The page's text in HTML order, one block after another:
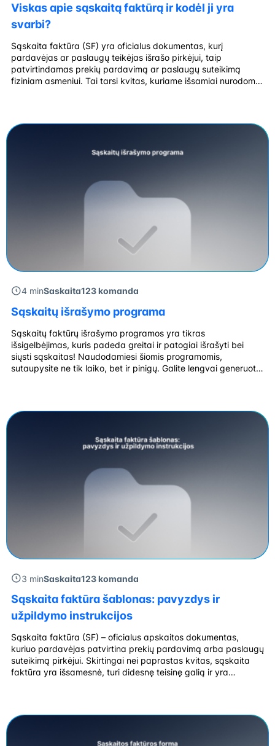
Viskas apie sąskaitą faktūrą ir kodėl ji yra
svarbi?
Sąskaita faktūra (SF) yra oficialus dokumentas, kurį
pardavėjas ar paslaugų teikėjas išrašo pirkėjui, taip
patvirtindamas prekių pardavimą ar paslaugų suteikimą
fiziniam asmeniui. Tai tarsi kvitas, kuriame išsamiai nurodoma
pardavimą arba paslaugų suteikimą […]
4 minSaskaita123 komanda
Sąskaitų išrašymo programa
Sąskaitų faktūrų išrašymo programos yra tikras
išsigelbėjimas, kuris padeda greitai ir patogiai išrašyti bei
siųsti sąskaitas! Naudodamiesi šiomis programomis,
sutaupysite ne tik laiko, bet ir pinigų. Galite lengvai generuoti
3 minSaskaita123 komanda
Sąskaita faktūra šablonas: pavyzdys ir
užpildymo instrukcijos
Sąskaita faktūra (SF) – oficialus apskaitos dokumentas,
kuriuo pardavėjas patvirtina prekių pardavimą arba paslaugų
suteikimą pirkėjui. Skirtingai nei paprastas kvitas, sąskaita
faktūra yra išsamesnė, turi didesnę teisinę galią ir yra
kiekiai, kainos, bendra suma, taikomas […]